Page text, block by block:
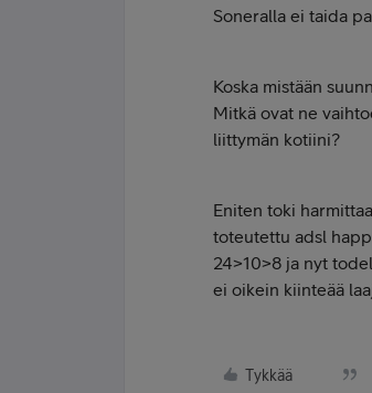
Soneralla ei taida
Koska mistään
Mitkä ovat ne
liittymän kotiini?
Eniten toki
toteutettu adsl
24>10>8 ja nyt
ei oikein kiinteää
Tykkää